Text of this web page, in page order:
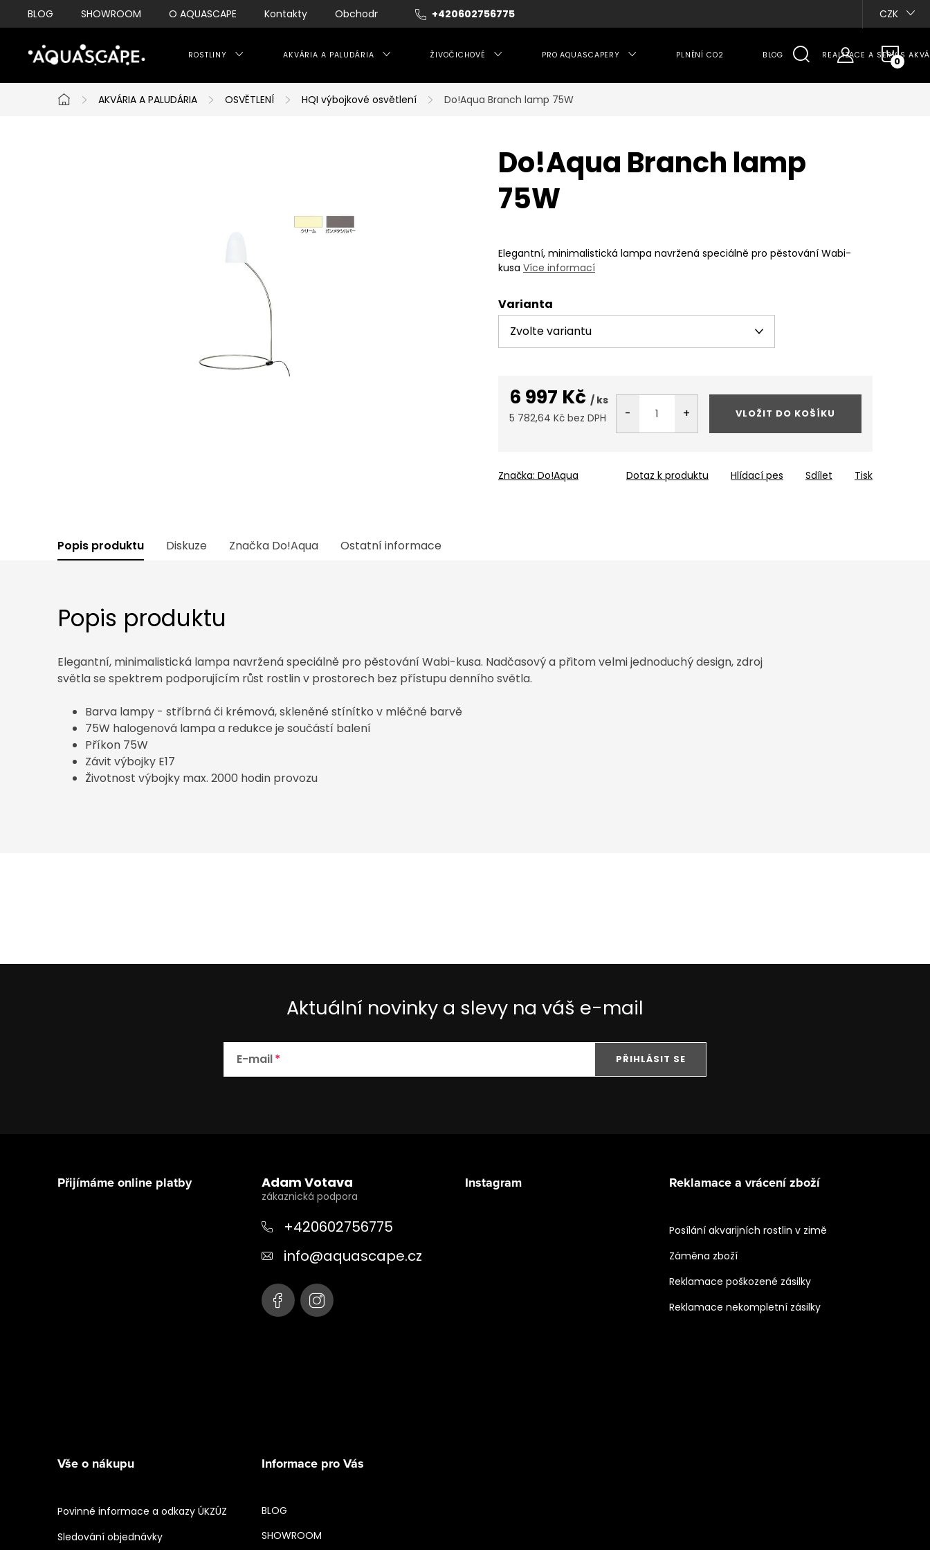
Přejít
na
+420602756775
BLOG SHOWROOM O AQUASCAPE Kontakty Obchodní podmínky Moje objednávka CZK
ROSTLINY AKVÁRIA A PALUDÁRIA ŽIVOČICHOVÉ PRO AQUASCAPERY PLNĚNÍ CO2 BLOG REALIZACE A SERVIS
Domů
AKVÁRIA A PALUDÁRIA OSVĚTLENÍ HQI výbojkové osvětlení Do!Aqua Branch lamp 75W
Do!Aqua Branch lamp
75W
Elegantní, minimalistická lampa navržená speciálně pro pěstování Wabi-
kusa Více informací
Varianta
6 997 Kč / ks
5 782,64 Kč bez DPH
VLOŽIT DO KOŠÍKU
Značka: Do!Aqua Tisk
Dotaz k produktu Hlídací pes Sdílet
Popis produktu Diskuze Značka Do!Aqua Ostatní informace
Popis produktu
Elegantní, minimalistická lampa navržená speciálně pro pěstování Wabi-kusa. Nadčasový a přitom velmi jednoduchý design, zdroj
světla se spektrem podporujícím růst rostlin v prostorech bez přístupu denního světla.
Barva lampy - stříbrná či krémová, skleněné stínítko v mléčné barvě
75W halogenová lampa a redukce je součástí balení
Příkon 75W
Závit výbojky E17
Životnost výbojky max. 2000 hodin provozu
Aktuální novinky a slevy na váš e-mail
E-mail PŘIHLÁSIT SE
Přijímáme online platby Adam Votava
+420602756775
info@aquascape.cz
Instagram Reklamace a vrácení zboží
Posílání akvarijních rostlin v zimě
Záměna zboží
Reklamace poškozené zásilky
Reklamace nekompletní zásilky
Vše o nákupu
Povinné informace a odkazy ÚKZÚZ
Sledování objednávky
Informace pro Vás
BLOG
SHOWROOM